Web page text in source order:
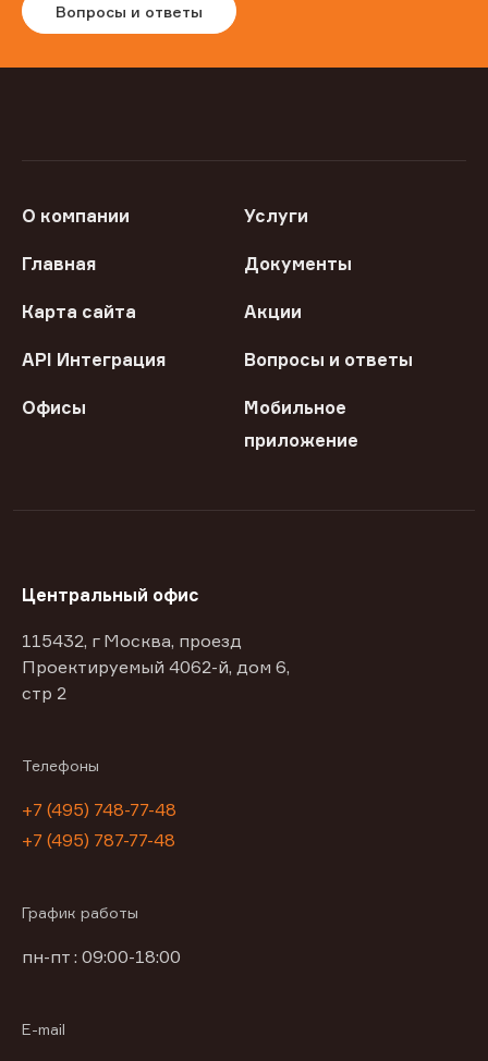
Вопросы и ответы
О компании Услуги
Главная Документы
Карта сайта Акции
API Интеграция Вопросы и ответы
Офисы
Мобильное
приложение
Центральный офис
115432, г Москва, проезд
Проектируемый 4062-й, дом 6,
стр 2
Телефоны
+7 (495) 748-77-48
+7 (495) 787-77-48
График работы
пн-пт : 09:00-18:00
E-mail